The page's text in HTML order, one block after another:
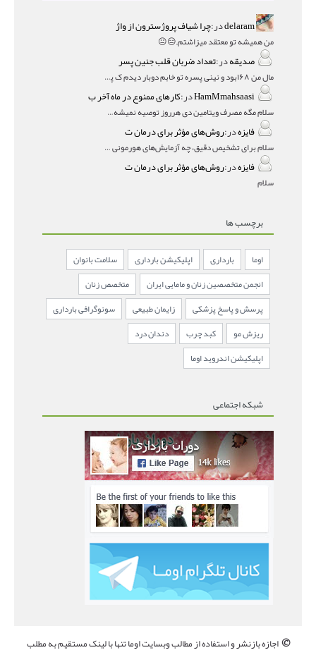
delaramدر:چرا شیاف پروژسترون از واژ
من همیشه تو معتقد میزاشتم,,😑😐
صدیقهدر:تعداد ضربان قلب جنین پسر
مال من ۱۶۸بود و نینی پسره تو خابم دوبار دیدم ک پسره
HamMmahsaasiدر:کارهای ممنوع در ماه آخر ب
سلام مگه مصرف ویتامین دی هرروز توصیه نمیشه؟درمقاله میگه
فایزهدر:روش‌های مؤثر برای درمان ت
سلام برای تشخیص دقیق، چه آزمایش‌های هورمونی و چه سونوگر
فایزهدر:روش‌های مؤثر برای درمان ت
سلام
برچسب ها
اوما بارداری اپلیکیشن بارداری
سلامت بانوان
انجمن متخصصین زنان و مامایی ایران
متخصص زنان
پرسش و پاسخ پزشکی
زایمان طبیعی
سونوگرافی بارداری
ریزش مو
کبد چرب
دندان درد
اپلیکیشن اندروید اوما
شبکه اجتماعی
©اجازه بازنشر و استفاده از مطالب وبسایت اوما تنها با لینک مستقیم به مطلب